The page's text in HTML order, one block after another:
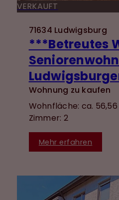
VERKAUFT
71634 Ludwigsburg
***Betreutes
Wohnung zu kaufen
Wohnfläche: ca. 56,56
Zimmer: 2
Mehr erfahren